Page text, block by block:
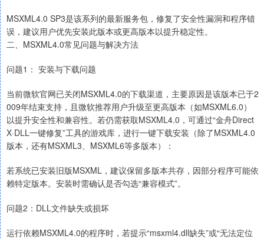
MSXML4.0 SP3是该系列的最新服务包，修复了安全性漏洞和程序错
误，建议用户优先安装此版本或更高版本以提升稳定性。
二、MSXML4.0常见问题与解决方法
问题1： 安装与下载问题
当前微软官网已关闭MSXML4.0的下载渠道，主要原因是该版本已于2
009年结束支持，且微软推荐用户升级至更高版本（如MSXML6.0）
以提升安全性和兼容性。若仍需获取MSXML4.0，可通过“金舟Direct
X·DLL一键修复”工具的游戏库，进行一键下载安装（除了MSXML4.0
版本，还有MSXML3、MSXML6等多版本）：
若系统已安装旧版MSXML，建议保留多版本共存，因部分程序可能依
赖特定版本。安装时需确认是否勾选“兼容模式”。
问题2：DLL文件缺失或损坏
运行依赖MSXML4.0的程序时，若提示“msxml4.dll缺失”或“无法定位